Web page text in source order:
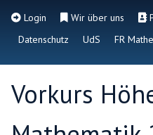
Login Wir über uns
Datenschutz
UdS FR
Vorkurs